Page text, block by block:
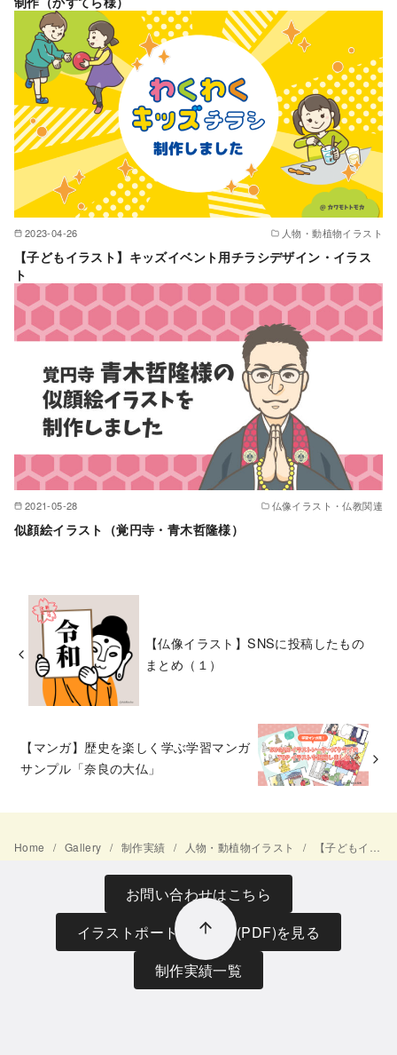
2023-04-26 人物・動植物イラスト
【子どもイラスト】キッズイベント用チラシデザイン・イラス
ト
2021-05-28 仏像イラスト・仏教関連
似顔絵イラスト（覚円寺・青木哲隆様）
【仏像イラスト】SNSに投稿したもの
まとめ（１）
【マンガ】歴史を楽しく学ぶ学習マンガ
サンプル「奈良の大仏」
Home Gallery 制作実績 人物・動植物イラスト 【子どもイラスト】キッズイベント用チラシデザイン・イラスト
お問い合わせはこちら
イラストポートフォリオ(PDF)を見る
制作実績一覧